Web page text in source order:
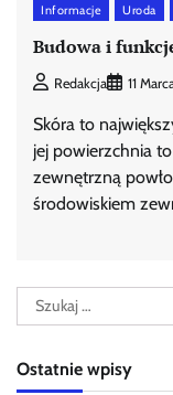
Informacje Uroda
Budowa i
Redakcja 11
Skóra to
jej powierzchnia
zewnętrzną
środowiskiem
Szukaj:
Ostatnie wpisy